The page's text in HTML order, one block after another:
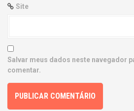
Site
Salvar meus dados neste navegador
comentar.